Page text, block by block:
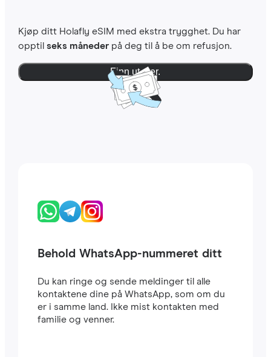
Kjøp ditt Holafly eSIM med ekstra trygghet. Du har
opptil seks månederpå deg til å be om refusjon.
Finn ut mer.
Behold WhatsApp-nummeret ditt
Du kan ringe og sende meldinger til alle
kontaktene dine på WhatsApp, som om du
er i samme land. Ikke mist kontakten med
familie og venner.